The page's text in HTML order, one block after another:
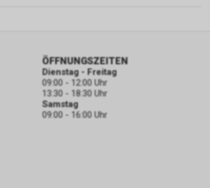
ÖFFNUNGSZEITEN
Dienstag - Freitag
09:00 - 12:00 Uhr
13:30 - 18:30 Uhr
Samstag
09:00 - 16:00 Uhr